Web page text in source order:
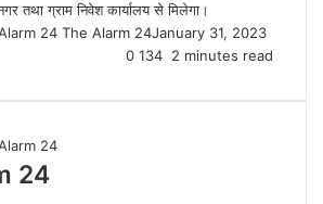
तथा ग्राम निवेश कार्यालय से मिलेगा।
The Alarm 24January 31, 2023
0 134 2 minutes read
24